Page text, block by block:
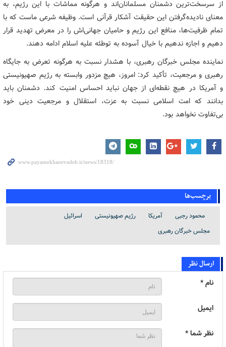
از سرسخت‌ترین دشمنان مسلمانان‌اند و هرگونه مماشات با این رژیم، به
معنای نادیده‌گرفتن این حقیقت آشکار قرآنی است. وظیفه شرعی ماست که با
تمام ظرفیت‌ها، منافع این رژیم و حامیان جهانی‌اش را در معرض تهدید قرار
دهیم و اجازه ندهیم با خیال آسوده به توطئه علیه اسلام ادامه دهند.
نماینده مجلس خبرگان رهبری، با هشدار نسبت به هرگونه تعرض به جایگاه
رهبری و مرجعیت، تأکید کرد: امروز، هیچ مزدور وابسته به رژیم صهیونیستی
و آمریکا در هیچ نقطه‌ای از جهان نباید احساس امنیت کند. دشمنان باید
بدانند که امت اسلامی نسبت به عزت، استقلال و مرجعیت دینی خود
بی‌تفاوت نخواهد بود.
برچسب‌ها
محمود رجبی آمریکا رژیم صهیونیستی
اسرائیل
مجلس خبرگان رهبری
ارسال نظر
نام *
ایمیل
نظر شما *